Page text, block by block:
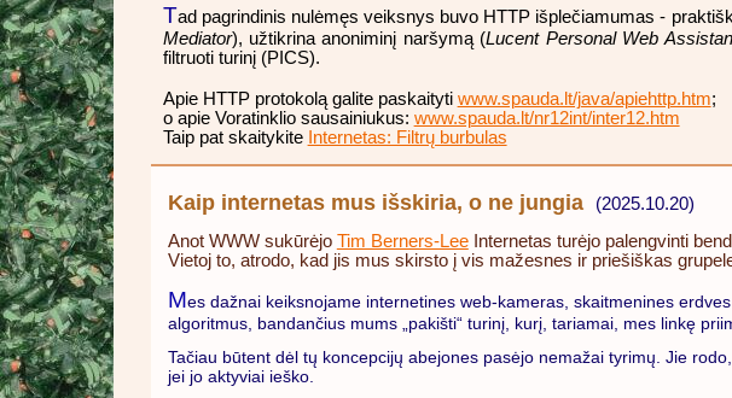
Tad pagrindinis nulėmęs veiksnys buvo HTTP išplečiamumas -
Mediator), užtikrina anoniminį naršymą (Lucent Personal Web
filtruoti turinį (PICS).
Apie HTTP protokolą galite paskaityti www.spauda.lt/java/apiehttp.htm;
o apie Voratinklio sausainiukus: www.spauda.lt/nr12int/inter12.htm
Taip pat skaitykite Internetas: Filtrų burbulas
Kaip internetas mus išskiria, o ne jungia (2025.10.20)
Anot WWW sukūrėjo Tim Berners-LeeInternetas turėjo palengvinti
Vietoj to, atrodo, kad jis mus skirsto į vis mažesnes ir priešiškas
Mes dažnai keiksnojame internetines web-kameras, skaitmenines
algoritmus, bandančius mums „pakišti“ turinį, kurį, tariamai, mes linkę
Tačiau būtent dėl tų koncepcijų abejones pasėjo nemažai tyrimų. Jie
jei jo aktyviai ieško.